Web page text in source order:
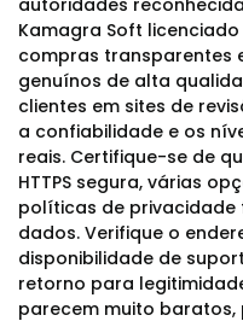
autoridades
Kamagra Soft
compras transparentes
genuínos de alta
clientes em sites de
a confiabilidade e os
reais. Certifique-se de
HTTPS segura, várias
políticas de
dados. Verifique o
disponibilidade de
retorno para
parecem muito baratos,